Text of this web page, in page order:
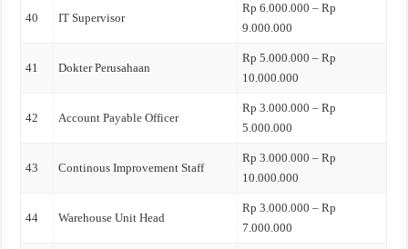
40 IT Supervisor
Rp 6.000.000 – Rp
9.000.000
41 Dokter Perusahaan
Rp 5.000.000 – Rp
10.000.000
42 Account Payable Officer
Rp 3.000.000 – Rp
5.000.000
43 Continous Improvement Staff
Rp 3.000.000 – Rp
10.000.000
44 Warehouse Unit Head
Rp 3.000.000 – Rp
7.000.000